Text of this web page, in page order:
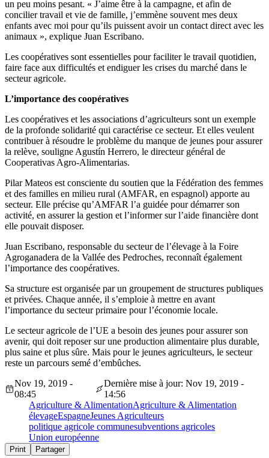
un peu moins pesant. « J’aime être à la campagne, et afin de
concilier travail et vie de famille, j’emmène souvent mes deux
enfants avec moi pour qu’ils puissent avoir un contact direct avec les
animaux », explique Juan Escribano.
Les coopératives sont essentielles pour faciliter le travail quotidien,
faire face aux difficultés et endiguer les crises du marché dans le
secteur agricole.
L’importance des coopératives
Les coopératives et les associations d’agriculteurs sont un exemple
de la profonde solidarité qui caractérise ce secteur. Et elles veulent
contribuer à résoudre le problème du manque de jeunes pour assurer
la relève, souligne Agustín Herrero, le directeur général de
Cooperativas Agro-Alimentarias.
Pilar Mateos est consciente du soutien que la Fédération des femmes
et des familles en milieu rural (AMFAR, en espagnol) apporte au
secteur. Elle précise qu’AMFAR l’a guidée pour démarrer son
activité, en assurer la gestion et l’informer sur l’aide financière dont
elle pouvait disposer.
Juan Escribano, responsable du secteur de l’élevage à la Foire
Agroganadera de la Vallée des Pedroches, reconnaît également
l’importance des coopératives.
Sa structure est organisée par un groupement de structures publiques
et privées. Chaque année, il s’emploie à mettre en avant
l’importance du secteur primaire pour l’économie locale.
Le secteur agricole de l’UE a besoin des jeunes pour assurer son
avenir, qui doit reposer sur une production alimentaire plus durable,
plus saine et plus sûre. Mais pour le jeunes agriculteurs, le secteur
reste un parcours semé d’embûches.
Nov 19, 2019 -
08:45
Dernière mise à jour: Nov 19, 2019 -
14:56
Agriculture & AlimentationAgriculture & Alimentation
élevageEspagneJeunes Agriculteurs
politique agricole communesubventions agricoles
Union européenne
Print Partager